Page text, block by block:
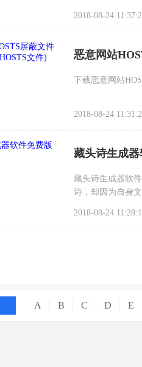
2018-08-24
恶意网站
下载恶意网站
2018-08-24
藏头诗生成
藏头诗生成器软
诗，却因为自身
2018-08-24
A B C D E